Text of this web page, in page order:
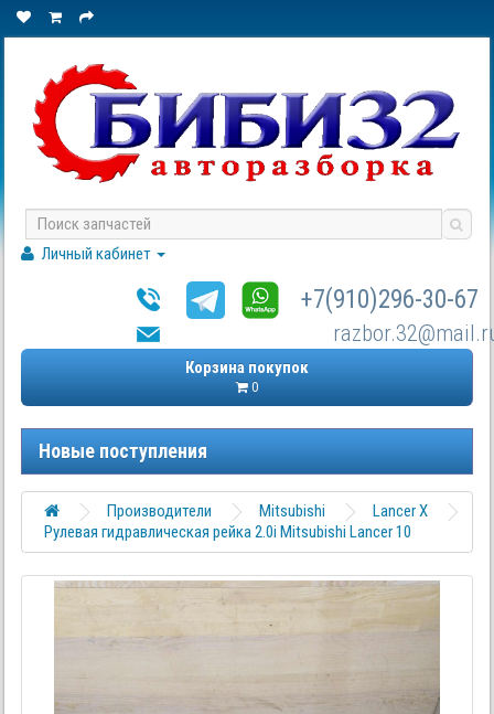
Личный кабинет
+7(910)296-30-67
Корзина покупок
0
Новые поступления
Производители Mitsubishi
Lancer X
Рулевая гидравлическая рейка 2.0i Mitsubishi Lancer 10